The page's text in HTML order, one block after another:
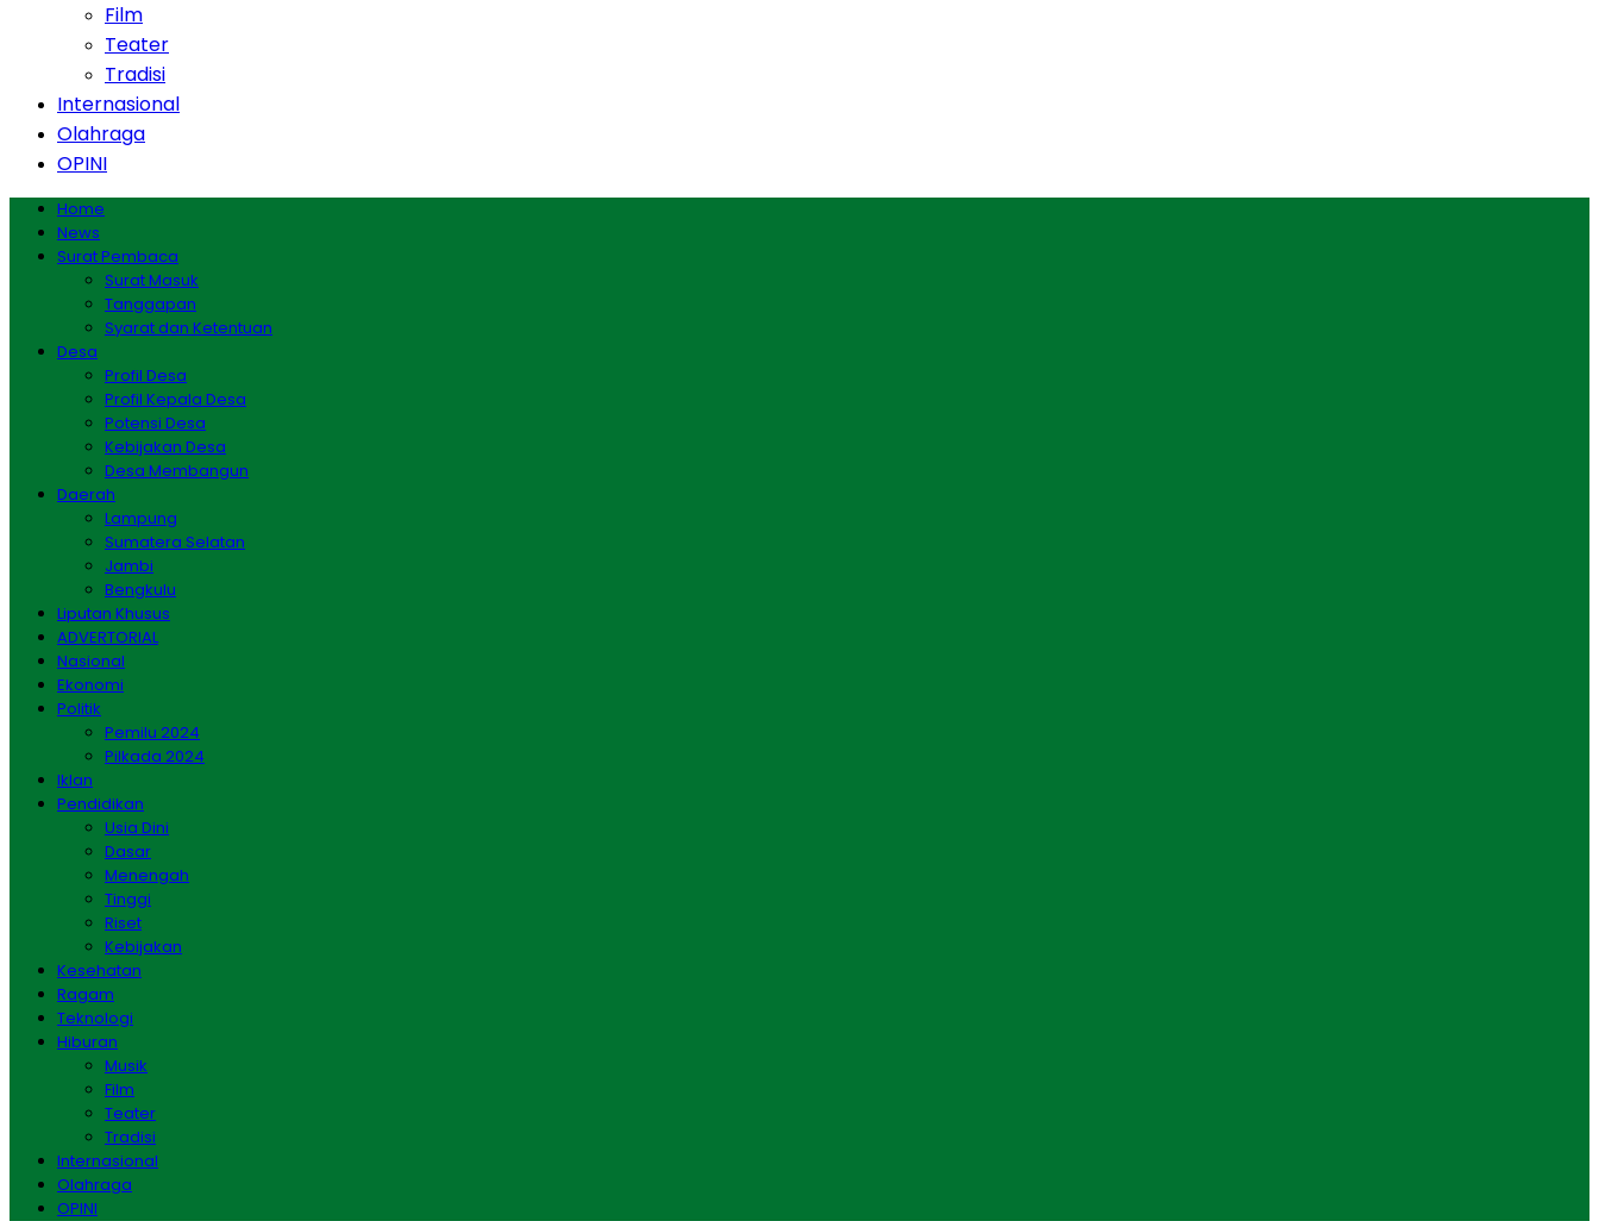
Film
Teater
Tradisi
Internasional
Olahraga
OPINI
Home
News
Surat Pembaca
Surat Masuk
Tanggapan
Syarat dan Ketentuan
Desa
Profil Desa
Profil Kepala Desa
Potensi Desa
Kebijakan Desa
Desa Membangun
Daerah
Lampung
Sumatera Selatan
Jambi
Bengkulu
Liputan Khusus
ADVERTORIAL
Nasional
Ekonomi
Politik
Pemilu 2024
Pilkada 2024
Iklan
Pendidikan
Usia Dini
Dasar
Menengah
Tinggi
Riset
Kebijakan
Kesehatan
Ragam
Teknologi
Hiburan
Musik
Film
Teater
Tradisi
Internasional
Olahraga
OPINI